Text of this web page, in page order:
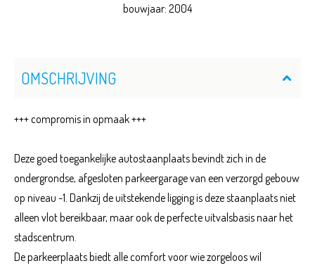
bouwjaar: 2004
OMSCHRIJVING
+++ compromis in opmaak +++
Deze goed toegankelijke autostaanplaats bevindt zich in de
ondergrondse, afgesloten parkeergarage van een verzorgd gebouw
op niveau -1. Dankzij de uitstekende ligging is deze staanplaats niet
alleen vlot bereikbaar, maar ook de perfecte uitvalsbasis naar het
stadscentrum.
De parkeerplaats biedt alle comfort voor wie zorgeloos wil